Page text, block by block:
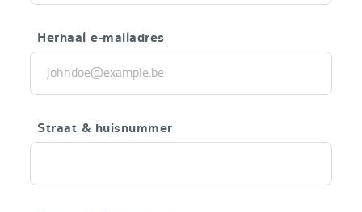
Herhaal e-mailadres
Straat & huisnummer